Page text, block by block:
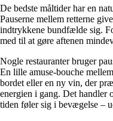
De bedste måltider har en
Pauserne mellem retterne
indtrykkene bundfælde sig.
med til at gøre aftenen
Nogle restauranter bruger
En lille amuse-bouche
bordet eller en ny vin, der
energien i gang. Det handler
tiden føler sig i bevægelse –